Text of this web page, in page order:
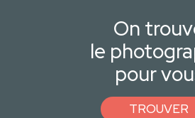
On
le
pour
TROUVER